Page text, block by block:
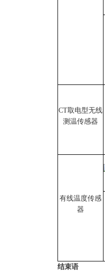
CT取电型无线
测温传感器
有线温度传感
器
结束语